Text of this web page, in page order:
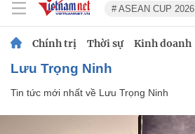
# ASEAN CUP 2026
Chính trị Thời sự Kinh doanh
Lưu Trọng Ninh
Tin tức mới nhất về Lưu Trọng Ninh